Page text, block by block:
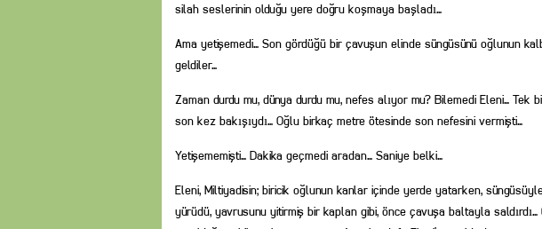
silah seslerinin olduğu yere doğru koşmaya başladı…
Ama yetişemedi… Son gördüğü bir çavuşun elinde süngüsünü oğlunun
geldiler…
Zaman durdu mu, dünya durdu mu, nefes alıyor mu? Bilemedi Eleni…
son kez bakışıydı… Oğlu birkaç metre ötesinde son nefesini vermişti…
Yetişememişti… Dakika geçmedi aradan… Saniye belki…
Eleni, Miltiyadisin; biricik oğlunun kanlar içinde yerde yatarken,
yürüdü, yavrusunu yitirmiş bir kaplan gibi, önce çavuşa baltayla saldırdı…